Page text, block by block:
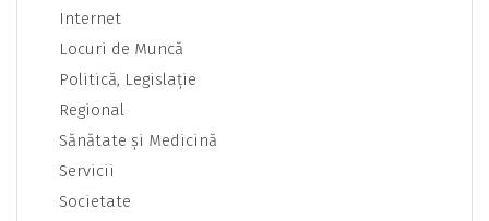
Internet
Locuri de Muncă
Politică, Legislaţie
Regional
Sănătate şi Medicină
Servicii
Societate